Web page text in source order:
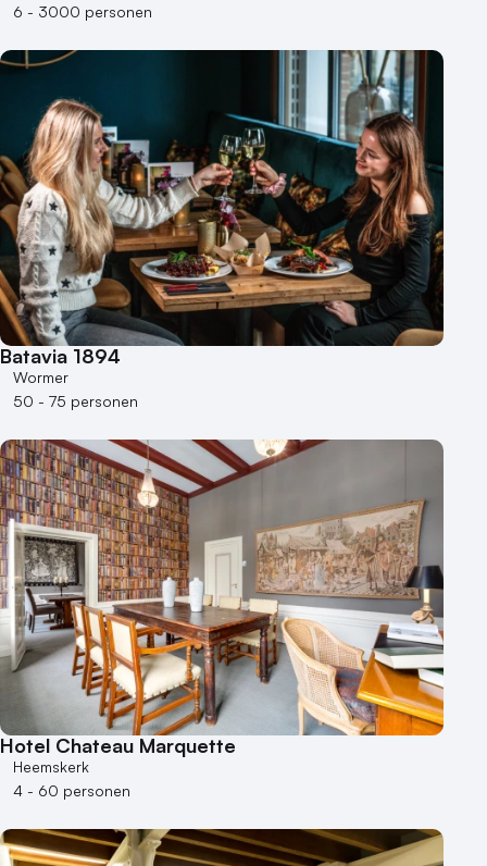
6 - 3000 personen
Batavia 1894
Wormer
50 - 75 personen
Hotel Chateau Marquette
Heemskerk
4 - 60 personen